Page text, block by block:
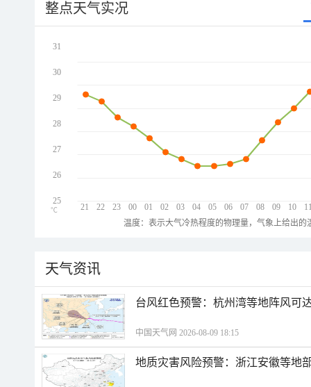
整点天气实况
21 22 23 00 01 02 03 04 05 06 07 08 09 10
31
30
29
28
27
26
25
℃
温度：表示大气冷热程度的物理量，气象上给出
天气资讯
台风红色预警：杭州湾等地阵风可
中国天气网 2026-08-09 18:15
地质灾害风险预警：浙江安徽等地